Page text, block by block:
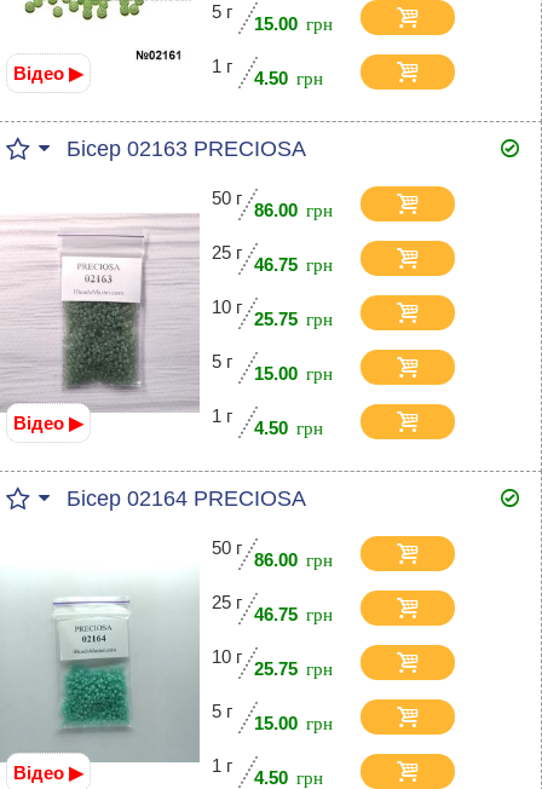
Відео ▶
5 г
15.00
1 г
4.50
Бісер 02163 PRECIOSA
Відео ▶
50 г
86.00
25 г
46.75
10 г
25.75
5 г
15.00
1 г
4.50
Бісер 02164 PRECIOSA
Відео ▶
50 г
86.00
25 г
46.75
10 г
25.75
5 г
15.00
1 г
4.50